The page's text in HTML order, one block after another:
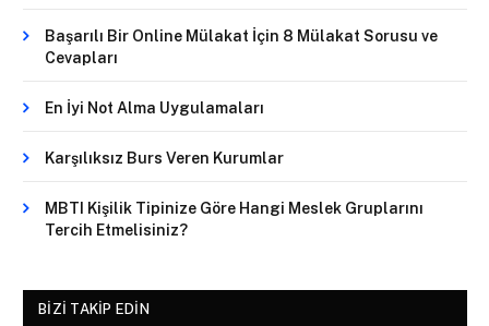
Başarılı Bir Online Mülakat İçin 8 Mülakat Sorusu ve
Cevapları
En İyi Not Alma Uygulamaları
Karşılıksız Burs Veren Kurumlar
MBTI Kişilik Tipinize Göre Hangi Meslek Gruplarını
Tercih Etmelisiniz?
BIZI TAKIP EDIN